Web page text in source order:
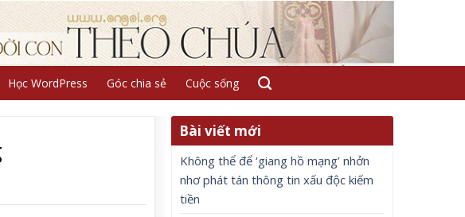
Học WordPress Góc chia sẻ Cuộc sống
Bài viết mới
Không thể để ‘giang hồ mạng’ nhởn
nhơ phát tán thông tin xấu độc kiếm
tiền